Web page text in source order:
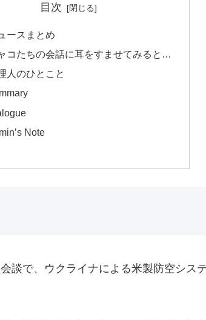
目次
ースまとめ
コたちの会話に耳をすませてみると…
人のひとこと
Note
談で、ウクライナによる米製防空シス